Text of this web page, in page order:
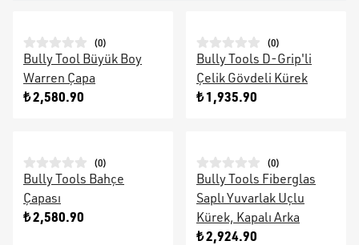
(0)
Bully Tool Büyük Boy
Warren Çapa
₺ 2,580.90
(0)
Bully Tools D-Grip'li
Çelik Gövdeli Kürek
₺ 1,935.90
(0)
Bully Tools Bahçe
Çapası
₺ 2,580.90
(0)
Bully Tools Fiberglas
Saplı Yuvarlak Uçlu
Kürek, Kapalı Arka
₺ 2,924.90